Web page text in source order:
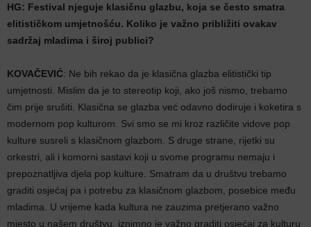
HG: Festival njeguje klasičnu glazbu, koja se često smatra
elitističkom umjetnošću. Koliko je važno približiti ovakav
sadržaj mladima i široj publici?
KOVAČEVIĆ: Ne bih rekao da je klasična glazba elitistički tip
umjetnosti. Mislim da je to stereotip koji, ako još nismo, trebamo
čim prije srušiti. Klasična se glazba već odavno dodiruje i koketira s
modernom pop kulturom. Svi smo se mi kroz različite vidove pop
kulture susreli s klasičnom glazbom. S druge strane, rijetki su
orkestri, ali i komorni sastavi koji u svome programu nemaju i
prepoznatljiva djela pop kulture. Smatram da u društvu trebamo
graditi osjećaj pa i potrebu za klasičnom glazbom, posebice među
mladima. U vrijeme kada kultura ne zauzima pretjerano važno
mjesto u našem društvu, iznimno je važno graditi osjećaj za kulturu